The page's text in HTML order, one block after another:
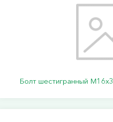
Болт шестигранный